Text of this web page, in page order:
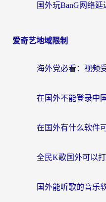
爱奇艺地域限制